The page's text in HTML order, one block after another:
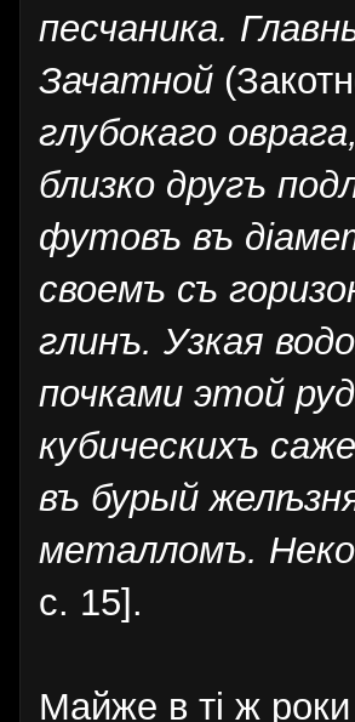
песчаника.
Зачатной
глубокаго
близко другъ
футовъ въ
своемъ съ
глинъ. Узкая
почками этой
кубическихъ
въ бурый
металломъ.
с. 15].
Майже в ті ж